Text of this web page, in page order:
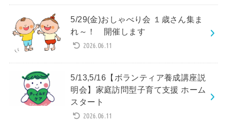
5/29(金)おしゃべり会 １歳さん集ま
れ～！ 開催します
2026.06.11
5/13,5/16【ボランティア養成講座説
明会】家庭訪問型子育て支援 ホーム
スタート
2026.06.11